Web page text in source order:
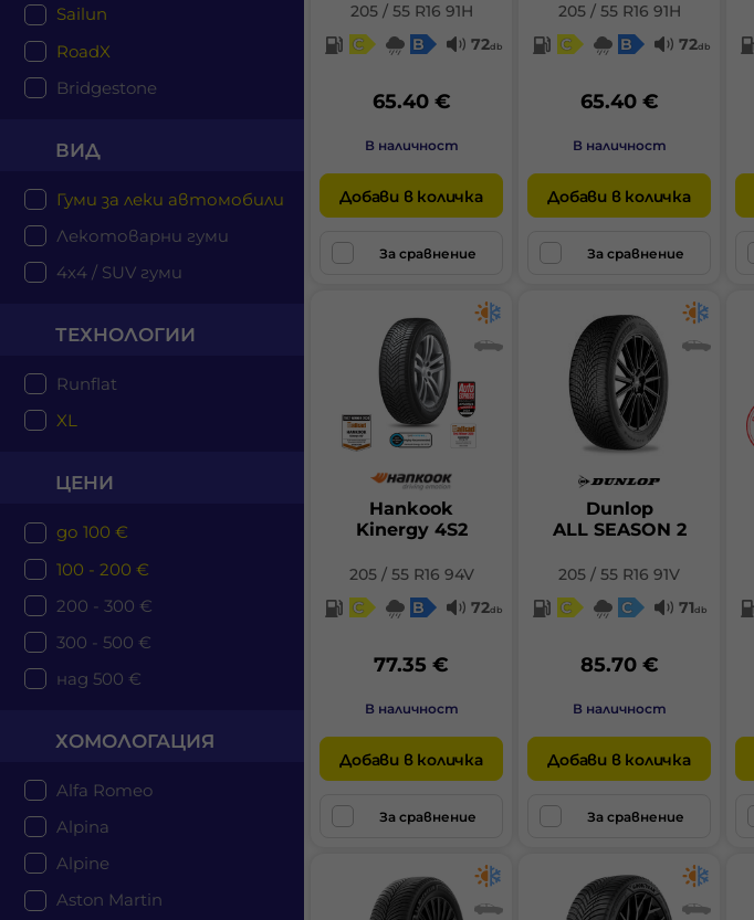
Sailun
RoadX
Bridgestone
ВИД
Гуми за леки автомобили
Лекотоварни гуми
4x4 / SUV гуми
ТЕХНОЛОГИИ
Runflat
XL
ЦЕНИ
до 100 €
100 - 200 €
200 - 300 €
300 - 500 €
над 500 €
ХОМОЛОГАЦИЯ
Alfa Romeo
Alpina
Alpine
Aston Martin
205 / 55 R16 91H
C
B 72db
65.40 €
В наличност
Добави в количка
За сравнение
205 / 55 R16 91H
C
B 72db
65.40 €
В наличност
Добави в количка
За сравнение
Hankook
Kinergy 4S2
205 / 55 R16 94V
C
B 72db
77.35 €
В наличност
Добави в количка
За сравнение
Dunlop
ALL SEASON 2
205 / 55 R16 91V
C
C 71db
85.70 €
В наличност
Добави в количка
За сравнение